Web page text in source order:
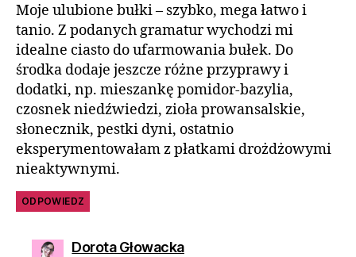
Moje ulubione bułki – szybko, mega łatwo i
tanio. Z podanych gramatur wychodzi mi
idealne ciasto do ufarmowania bułek. Do
środka dodaje jeszcze różne przyprawy i
dodatki, np. mieszankę pomidor-bazylia,
czosnek niedźwiedzi, zioła prowansalskie,
słonecznik, pestki dyni, ostatnio
eksperymentowałam z płatkami drożdżowymi
nieaktywnymi.
ODPOWIEDZ
Dorota Głowacka